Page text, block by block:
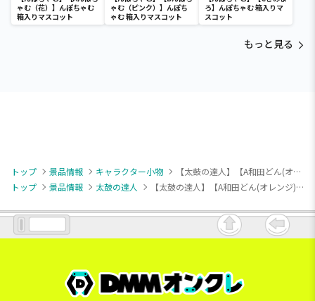
ゃむ（花）】んぽちゃむ
箱入りマスコット
ゃむ（ピンク）】んぽち
ゃむ 箱入りマスコット
ろ】んぽちゃむ 箱入りマ
スコット
もっと見る
トップ 景品情報 キャラクター小物
【太鼓の達人】【A和田どん(オレンジ)】太鼓の達人 ぬいぐるみマスコット～いろんな音符だドン～
トップ
景品情報 太鼓の達人 【太鼓の達人】【A和田どん(オレンジ)】太鼓の達人 ぬいぐるみマスコット～いろんな音符だドン～